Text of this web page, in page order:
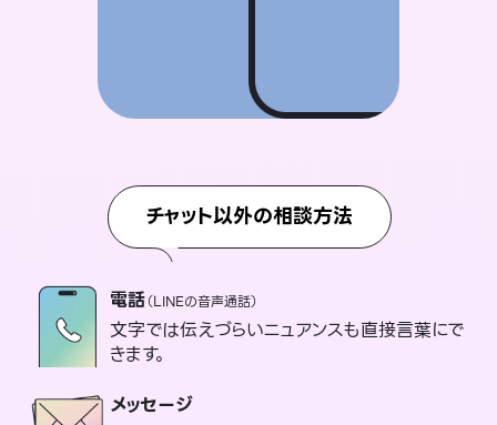
チャット以外の相談方法
電話（LINEの音声通話）
文字では伝えづらいニュアンスも直接言葉にで
きます。
メッセージ